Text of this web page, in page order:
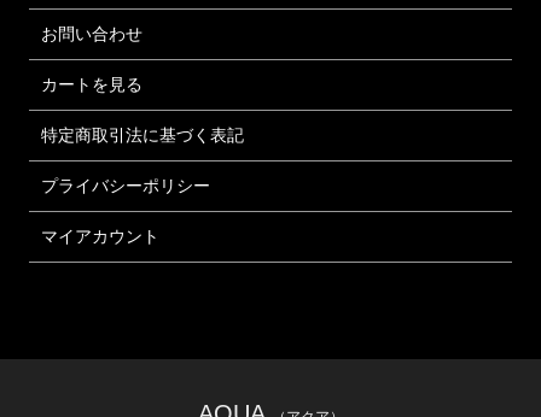
お問い合わせ
カートを見る
特定商取引法に基づく表記
プライバシーポリシー
マイアカウント